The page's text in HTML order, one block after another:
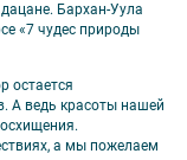
Бархан-Уула
«7 чудес природы
остается
А ведь красоты нашей
а мы пожелаем